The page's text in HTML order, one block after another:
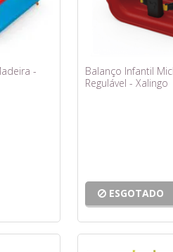
-
Balanço Infantil
Regulável - Xalingo
ESGOTADO